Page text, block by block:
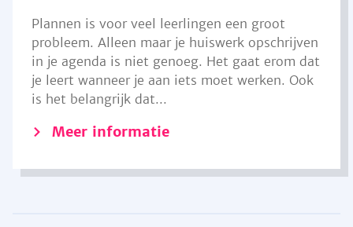
Plannen is voor veel leerlingen een groot
probleem. Alleen maar je huiswerk opschrijven
in je agenda is niet genoeg. Het gaat erom dat
je leert wanneer je aan iets moet werken. Ook
is het belangrijk dat...
Meer informatie